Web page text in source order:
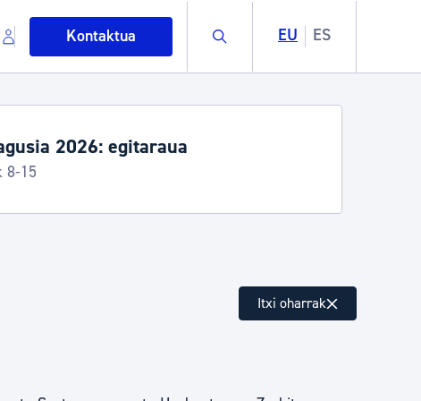
Kontaktua Buscar EU ES
eta ingurumena
2026: egitaraua
8-15
Itxi oharrak